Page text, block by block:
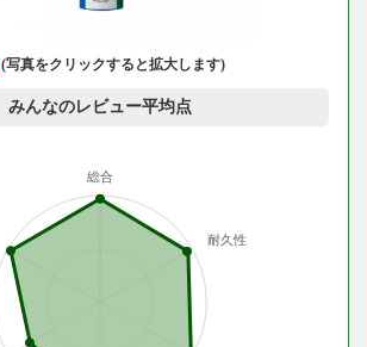
(写真をクリックすると拡大します)
みんなのレビュー平均点
総合
耐久性